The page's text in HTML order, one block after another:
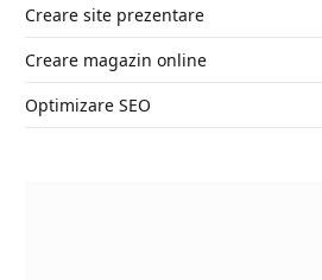
Creare site prezentare
Creare magazin online
Optimizare SEO